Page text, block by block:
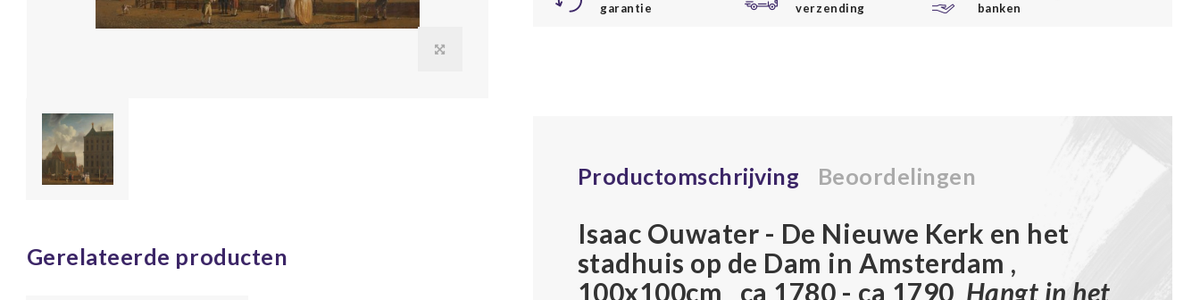
Gerelateerde producten
garantie
verzending
banken
Productomschrijving Beoordelingen
Isaac Ouwater - De Nieuwe Kerk en het
stadhuis op de Dam in Amsterdam ,
100x100cm ca 1780 - ca 1790 Hangt in het